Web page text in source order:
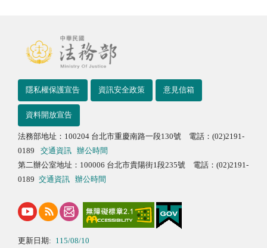
隱私權保護宣告 資訊安全政策 意見信箱
資料開放宣告
法務部地址：100204 台北市重慶南路一段130號 電話：(02)2191-
0189
交通資訊
辦公時間
第二辦公室地址：100006 台北市貴陽街1段235號 電話：(02)2191-
0189 交通資訊 辦公時間
更新日期: 115/08/10